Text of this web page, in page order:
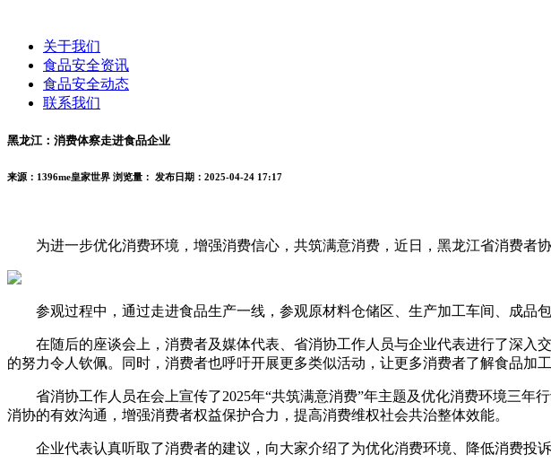
关于我们
食品安全资讯
食品安全动态
联系我们
黑龙江：消费体察走进食品企业
来源：1396me皇家世界 浏览量： 发布日期：2025-04-24 17:17
为进一步优化消费环境，增强消费信心，共筑满意消费，近日，黑龙江省消费者
参观过程中，通过走进食品生产一线，参观原材料仓储区、生产加工车间、成品
在随后的座谈会上，消费者及媒体代表、省消协工作人员与企业代表进行了深入
的努力令人钦佩。同时，消费者也呼吁开展更多类似活动，让更多消费者了解食品加
省消协工作人员在会上宣传了2025年“共筑满意消费”年主题及优化消费环境三年
消协的有效沟通，增强消费者权益保护合力，提高消费维权社会共治整体效能。
企业代表认真听取了消费者的建议，向大家介绍了为优化消费环境、降低消费投